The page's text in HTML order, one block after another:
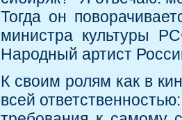
Тогда он
министра культуры
Народный артист
К своим ролям как в
всей